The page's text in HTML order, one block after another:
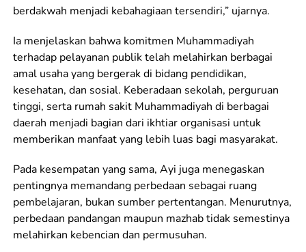
berdakwah menjadi kebahagiaan tersendiri,” ujarnya.
Ia menjelaskan bahwa komitmen Muhammadiyah
terhadap pelayanan publik telah melahirkan berbagai
amal usaha yang bergerak di bidang pendidikan,
kesehatan, dan sosial. Keberadaan sekolah, perguruan
tinggi, serta rumah sakit Muhammadiyah di berbagai
daerah menjadi bagian dari ikhtiar organisasi untuk
memberikan manfaat yang lebih luas bagi masyarakat.
Pada kesempatan yang sama, Ayi juga menegaskan
pentingnya memandang perbedaan sebagai ruang
pembelajaran, bukan sumber pertentangan. Menurutnya,
perbedaan pandangan maupun mazhab tidak semestinya
melahirkan kebencian dan permusuhan.